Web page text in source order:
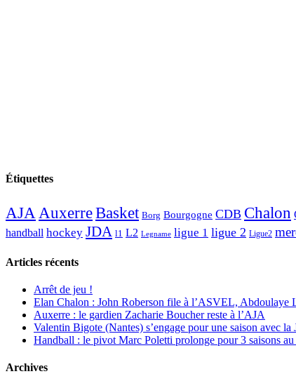
Étiquettes
AJAAuxerreBasket Borg Bourgogne CDB Chalon
handball hockey JDA l1 L2 Legname ligue 1 ligue 2 Ligue2
Articles récents
Arrêt de jeu !
Elan Chalon : John Roberson file à l’ASVEL, Abdoulaye
Auxerre : le gardien Zacharie Boucher reste à l’AJA
Valentin Bigote (Nantes) s’engage pour une saison avec
Handball : le pivot Marc Poletti prolonge pour 3 saisons
Archives